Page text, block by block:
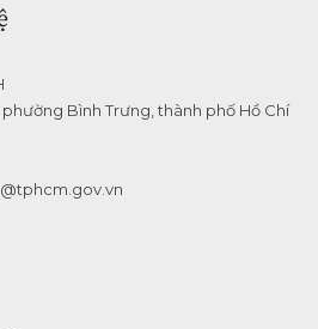
Bình Trưng, thành phố Hồ Chí